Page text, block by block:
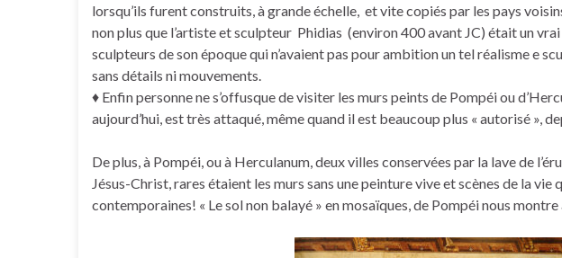
lorsqu’ils furent construits, à grande échelle, et vite copiés par les pays
non plus que l’artiste et sculpteur Phidias (environ 400 avant JC) était un
sculpteurs de son époque qui n’avaient pas pour ambition un tel réalisme e
sans détails ni mouvements.
♦ Enfin personne ne s’offusque de visiter les murs peints de Pompéi ou
aujourd’hui, est très attaqué, même quand il est beaucoup plus « autorisé »,
De plus, à Pompéi, ou à Herculanum, deux villes conservées par la lave de
Jésus-Christ, rares étaient les murs sans une peinture vive et scènes de la
contemporaines! « Le sol non balayé » en mosaïques, de Pompéi nous montre